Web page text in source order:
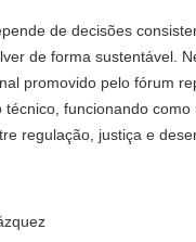
de decisões
de forma sustentável.
promovido pelo fórum
técnico, funcionando como
regulação, justiça e